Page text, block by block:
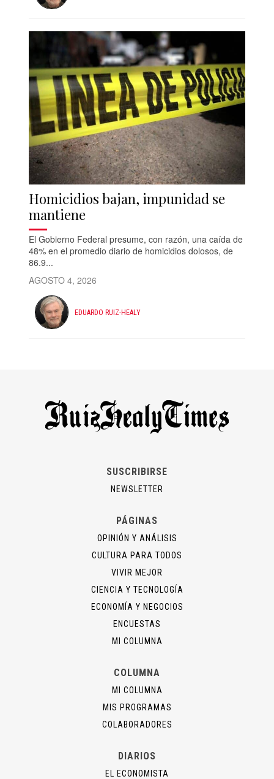
Homicidios bajan, impunidad se
mantiene
El Gobierno Federal presume, con razón, una caída de
48% en el promedio diario de homicidios dolosos, de
86.9...
AGOSTO 4, 2026
EDUARDO RUIZ-HEALY
SUSCRIBIRSE
NEWSLETTER
PÁGINAS
OPINIÓN Y ANÁLISIS
CULTURA PARA TODOS
VIVIR MEJOR
CIENCIA Y TECNOLOGÍA
ECONOMÍA Y NEGOCIOS
ENCUESTAS
MI COLUMNA
COLUMNA
MI COLUMNA
MIS PROGRAMAS
COLABORADORES
DIARIOS
EL ECONOMISTA